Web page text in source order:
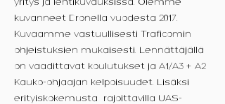
yritys ja lehtikuvauksissa. Olemme
kuvanneet Dronella vuodesta 2017.
Kuvaamme vastuullisesti Traficomin
ohjeistuksien mukaisesti. Lennättäjällä
on vaadittavat koulutukset ja A1/A3 + A2
Kauko-ohjaajan kelpoisuudet. Lisäksi
erityiskokemusta rajoittavilla UAS-